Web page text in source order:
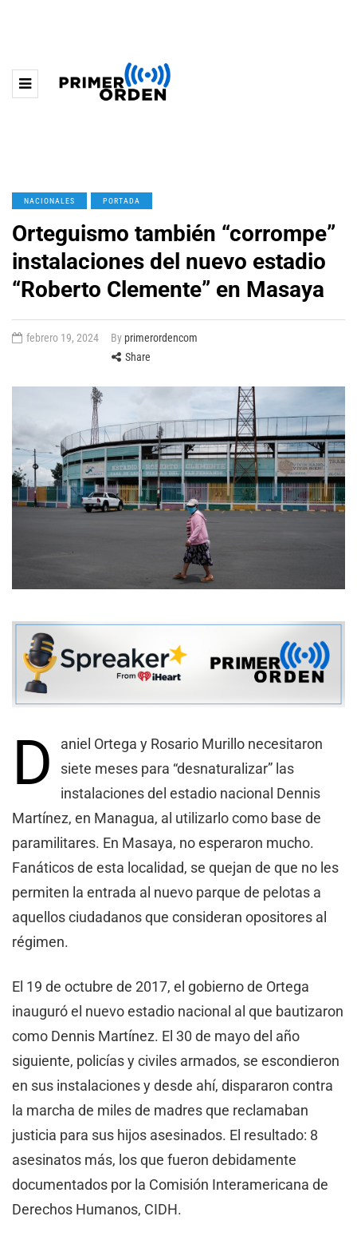
NACIONALES PORTADA
Orteguismo también “corrompe”
instalaciones del nuevo estadio
“Roberto Clemente” en Masaya
febrero 19, 2024 By primerordencom
Share
D
aniel Ortega y Rosario Murillo necesitaron
siete meses para “desnaturalizar” las
instalaciones del estadio nacional Dennis
Martínez, en Managua, al utilizarlo como base de
paramilitares. En Masaya, no esperaron mucho.
Fanáticos de esta localidad, se quejan de que no les
permiten la entrada al nuevo parque de pelotas a
aquellos ciudadanos que consideran opositores al
régimen.
El 19 de octubre de 2017, el gobierno de Ortega
inauguró el nuevo estadio nacional al que bautizaron
como Dennis Martínez. El 30 de mayo del año
siguiente, policías y civiles armados, se escondieron
en sus instalaciones y desde ahí, dispararon contra
la marcha de miles de madres que reclamaban
justicia para sus hijos asesinados. El resultado: 8
asesinatos más, los que fueron debidamente
documentados por la Comisión Interamericana de
Derechos Humanos, CIDH.